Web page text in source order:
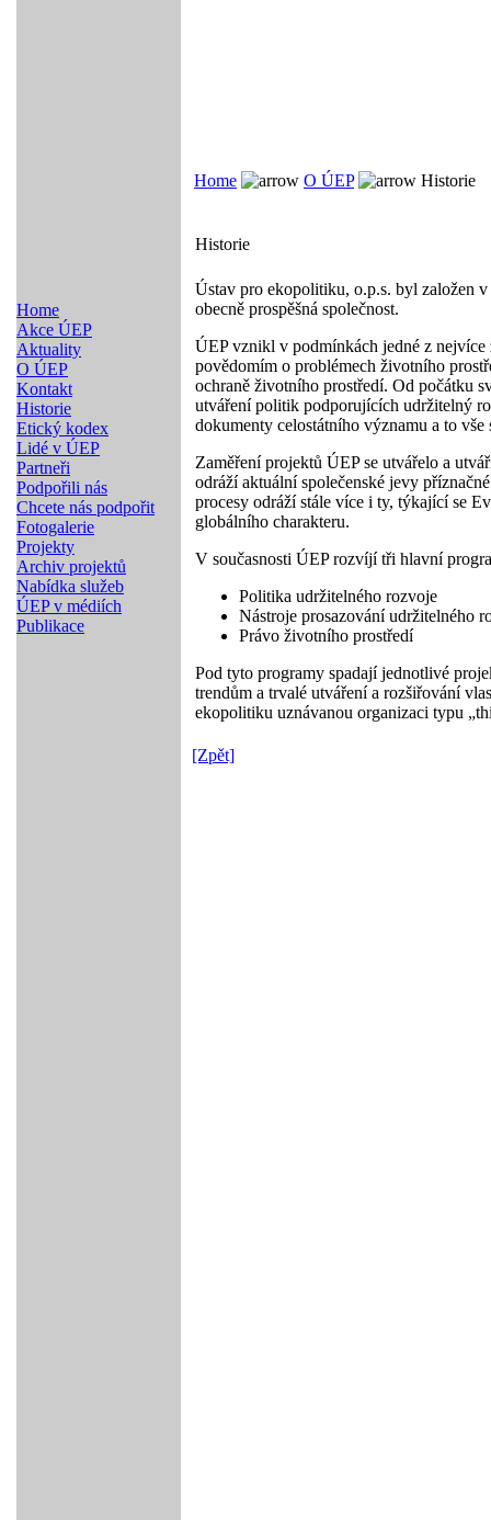
Home
Akce ÚEP
Aktuality
O ÚEP
Kontakt
Historie
Etický kodex
Lidé v ÚEP
Partneři
Podpořili nás
Chcete nás podpořit
Fotogalerie
Projekty
Archiv projektů
Nabídka služeb
ÚEP v médiích
Publikace
Home O ÚEP Historie
Historie
Ústav pro ekopolitiku, o.p.s. byl založen
obecně prospěšná společnost.
ÚEP vznikl v podmínkách jedné z
povědomím o problémech životního
ochraně životního prostředí. Od počátku
utváření politik podporujících udržitelný
dokumenty celostátního významu a to
Zaměření projektů ÚEP se utvářelo a
odráží aktuální společenské jevy
procesy odráží stále více i ty, týkající se
globálního charakteru.
V současnosti ÚEP rozvíjí tři hlavní
Politika udržitelného rozvoje
Nástroje prosazování udržitelného
Právo životního prostředí
Pod tyto programy spadají jednotlivé
trendům a trvalé utváření a rozšiřování
ekopolitiku uznávanou organizaci typu
[Zpět]